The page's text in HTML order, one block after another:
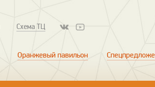
Схема ТЦ
Оранжевый павильон